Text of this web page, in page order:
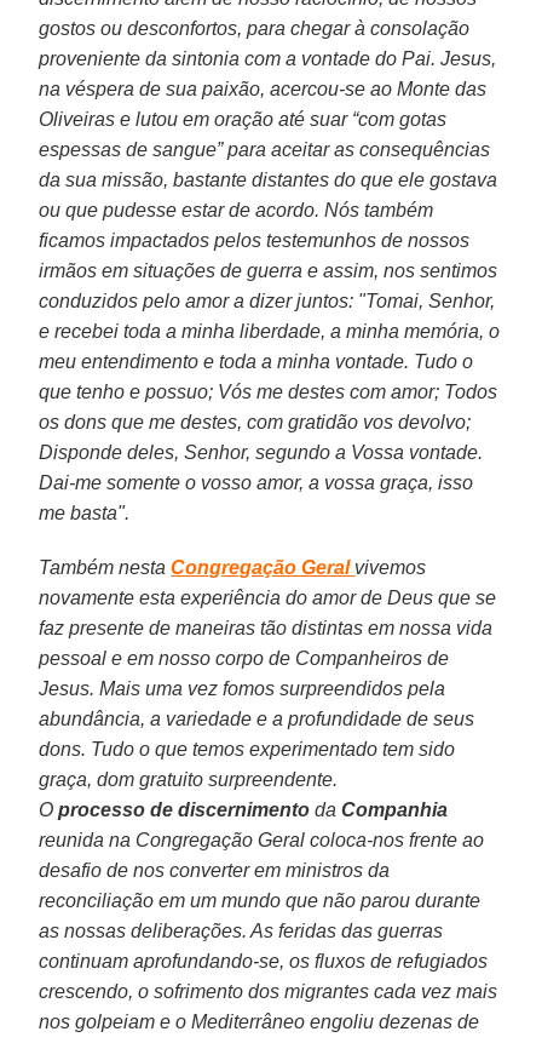
gostos ou desconfortos, para chegar à consolação
proveniente da sintonia com a vontade do Pai. Jesus,
na véspera de sua paixão, acercou-se ao Monte das
Oliveiras e lutou em oração até suar “com gotas
espessas de sangue” para aceitar as consequências
da sua missão, bastante distantes do que ele gostava
ou que pudesse estar de acordo. Nós também
ficamos impactados pelos testemunhos de nossos
irmãos em situações de guerra e assim, nos sentimos
conduzidos pelo amor a dizer juntos: "Tomai, Senhor,
e recebei toda a minha liberdade, a minha memória, o
meu entendimento e toda a minha vontade. Tudo o
que tenho e possuo; Vós me destes com amor; Todos
os dons que me destes, com gratidão vos devolvo;
Disponde deles, Senhor, segundo a Vossa vontade.
Dai-me somente o vosso amor, a vossa graça, isso
me basta".
Também nestaCongregação Geral vivemos
novamente esta experiência do amor de Deus que se
faz presente de maneiras tão distintas em nossa vida
pessoal e em nosso corpo de Companheiros de
Jesus. Mais uma vez fomos surpreendidos pela
abundância, a variedade e a profundidade de seus
dons. Tudo o que temos experimentado tem sido
graça, dom gratuito surpreendente.
Oprocesso de discernimento daCompanhia
reunida na Congregação Geral coloca-nos frente ao
desafio de nos converter em ministros da
reconciliação em um mundo que não parou durante
as nossas deliberações. As feridas das guerras
continuam aprofundando-se, os fluxos de refugiados
crescendo, o sofrimento dos migrantes cada vez mais
nos golpeiam e o Mediterrâneo engoliu dezenas de